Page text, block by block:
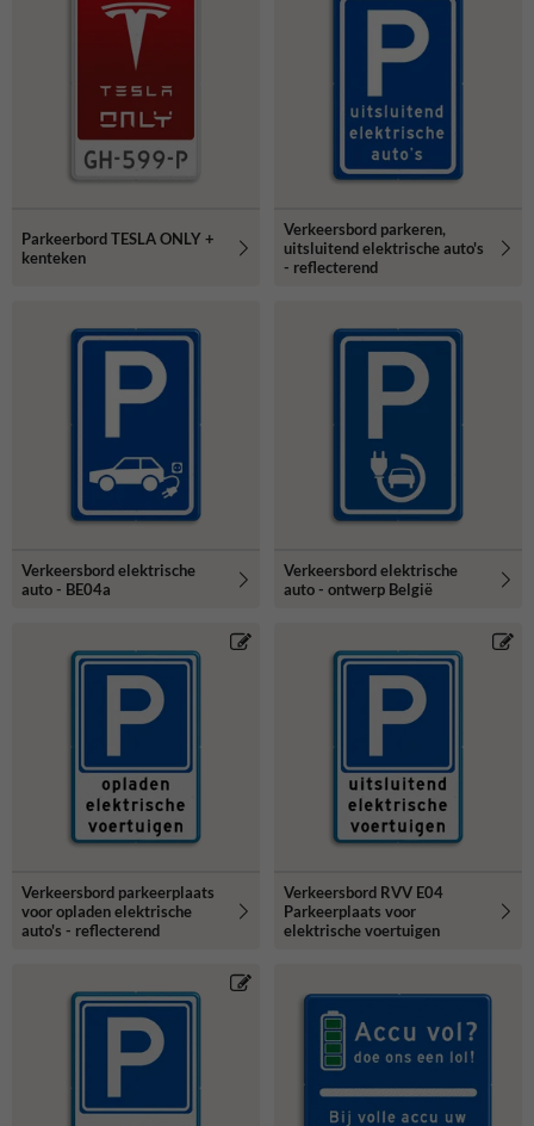
Parkeerbord TESLA ONLY +
kenteken
Verkeersbord parkeren,
uitsluitend elektrische auto's
- reflecterend
Verkeersbord elektrische
auto - BE04a
Verkeersbord elektrische
auto - ontwerp België
Verkeersbord parkeerplaats
voor opladen elektrische
auto's - reflecterend
Verkeersbord RVV E04
Parkeerplaats voor
elektrische voertuigen